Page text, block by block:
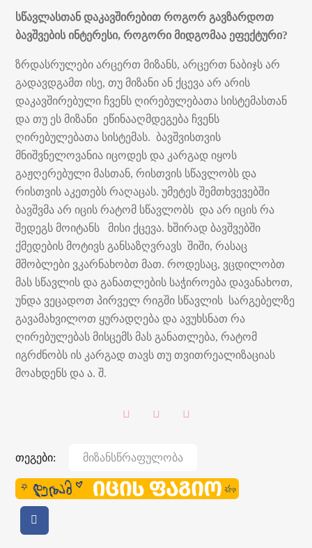
სწავლასთან დაკავშირებით როგორ გავზარდოთ
ბავშვების ინტერესი, როგორი მიდგომაა ეფექტური?
ზრდასრულები არცერთ მიზანს, არცერთ ნაბიჯს არ
გადავდგამთ ისე, თუ მიზანი ან ქცევა არ არის
დაკავშირებული ჩვენს ღირებულებათა სისტემასთან
და თუ ეს მიზანი ეწინააღმდეგება ჩვენს
ღირებულებათა სისტემას. ბავშვისთვის
მნიშვნელოვანია იცოდეს და კარგად იყოს
გაჟღერებული მასთან, რისთვის სწავლობს და
რისთვის აკეთებს რაღაცას. უმეტეს შემთხვევებში
ბავშვმა არ იცის რატომ სწავლობს და არ იცის რა
შედეგს მოიტანს მისი ქცევა. ხშირად ბავშვებში
ქმედების მოტივს განსაზღვრავს შიში, რასაც
მშობლები ვკარნახობთ მათ. როდესაც, ვცდილობთ
მას სწავლის და განათლების საჭიროება დავანახოთ,
უნდა ვეცადოთ პირველ რიგში სწავლის სარგებელზე
გავამახვილოთ ყურადღება და ავუხსნათ რა
ღირებულებას მისცემს მას განათლება, რატომ
იგრძნობს ის კარგად თავს თუ თვითრეალიზაციას
მოახდენს და ა. შ.
თეგები: Მიზანსწრაფულობა